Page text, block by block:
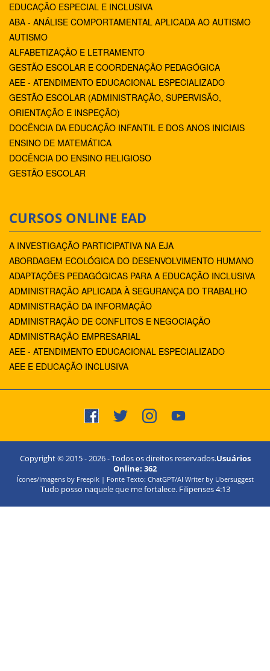
EDUCAÇÃO ESPECIAL E INCLUSIVA
ABA - ANÁLISE COMPORTAMENTAL APLICADA AO AUTISMO
AUTISMO
ALFABETIZAÇÃO E LETRAMENTO
GESTÃO ESCOLAR E COORDENAÇÃO PEDAGÓGICA
AEE - ATENDIMENTO EDUCACIONAL ESPECIALIZADO
GESTÃO ESCOLAR (ADMINISTRAÇÃO, SUPERVISÃO,
ORIENTAÇÃO E INSPEÇÃO)
DOCÊNCIA DA EDUCAÇÃO INFANTIL E DOS ANOS INICIAIS
ENSINO DE MATEMÁTICA
DOCÊNCIA DO ENSINO RELIGIOSO
GESTÃO ESCOLAR
CURSOS ONLINE EAD
A INVESTIGAÇÃO PARTICIPATIVA NA EJA
ABORDAGEM ECOLÓGICA DO DESENVOLVIMENTO HUMANO
ADAPTAÇÕES PEDAGÓGICAS PARA A EDUCAÇÃO INCLUSIVA
ADMINISTRAÇÃO APLICADA À SEGURANÇA DO TRABALHO
ADMINISTRAÇÃO DA INFORMAÇÃO
ADMINISTRAÇÃO DE CONFLITOS E NEGOCIAÇÃO
ADMINISTRAÇÃO EMPRESARIAL
AEE - ATENDIMENTO EDUCACIONAL ESPECIALIZADO
AEE E EDUCAÇÃO INCLUSIVA
Copyright © 2015 -2026- Todos os direitos reservados.Usuários
Online: 362
Ícones/Imagens by Freepik | Fonte Texto: ChatGPT/AI Writer by Ubersuggest
Tudo posso naquele que me fortalece. Filipenses 4:13